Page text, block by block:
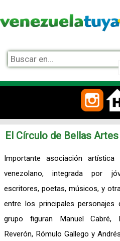
El Círculo de Bellas Artes
Importante asociación
venezolano, integrada por
escritores, poetas, músicos, y
entre los principales
grupo figuran Manuel Cabré,
Reverón, Rómulo Gallego y